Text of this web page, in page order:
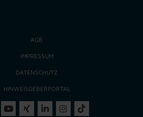
AGB
IMPRESSUM
DATENSCHUTZ
HINWEISGEBERPORTAL